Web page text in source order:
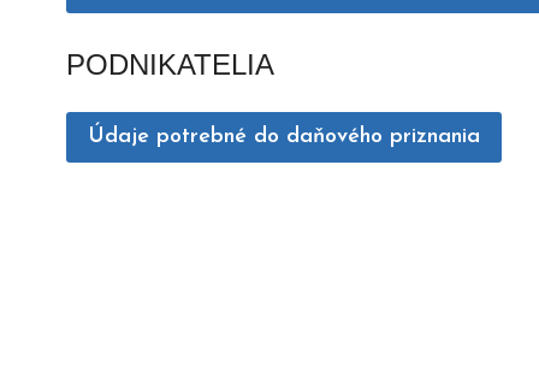
PODNIKATELIA
Údaje potrebné do daňového priznania